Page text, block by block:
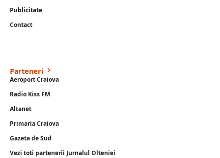
Publicitate
Contact
Parteneri
Aeroport Craiova
Radio Kiss FM
Altanet
Primaria Craiova
Gazeta de Sud
Vezi toti partenerii Jurnalul Olteniei